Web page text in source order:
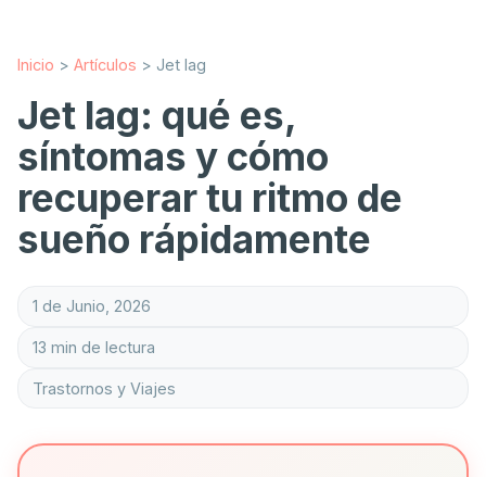
Inicio > Artículos > Jet lag
Jet lag: qué es,
síntomas y cómo
recuperar tu ritmo de
sueño rápidamente
1 de Junio, 2026
13 min de lectura
Trastornos y Viajes